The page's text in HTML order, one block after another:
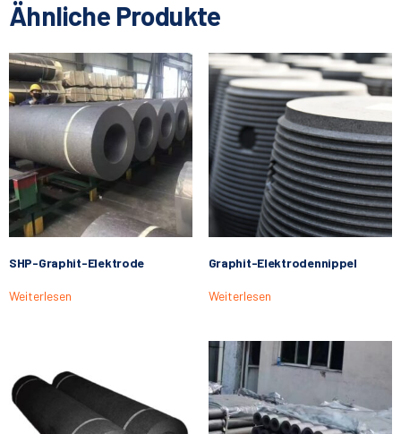
Ähnliche Produkte
SHP-Graphit-Elektrode
Weiterlesen
Graphit-Elektrodennippel
Weiterlesen